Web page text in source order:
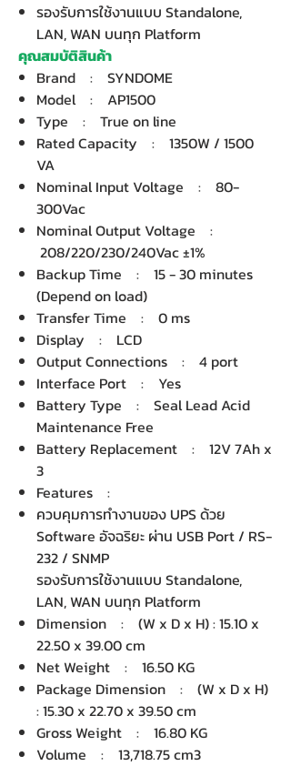
รองรับการใช้งานแบบ Standalone,
LAN, WAN บนทุก Platform
คุณสมบัติสินค้า
Brand : SYNDOME
Model : AP1500
Type : True on line
Rated Capacity : 1350W / 1500
VA
Nominal Input Voltage : 80-
300Vac
Nominal Output Voltage :
208/220/230/240Vac ±1%
Backup Time : 15 - 30 minutes
(Depend on load)
Transfer Time : 0 ms
Display : LCD
Output Connections : 4 port
Interface Port : Yes
Battery Type : Seal Lead Acid
Maintenance Free
Battery Replacement : 12V 7Ah x
3
Features :
ควบคุมการทำงานของ UPS ด้วย
Software อัจฉริยะ ผ่าน USB Port / RS-
232 / SNMP
รองรับการใช้งานแบบ Standalone,
LAN, WAN บนทุก Platform
Dimension : (W x D x H) : 15.10 x
22.50 x 39.00 cm
Net Weight : 16.50 KG
Package Dimension : (W x D x H)
: 15.30 x 22.70 x 39.50 cm
Gross Weight : 16.80 KG
Volume : 13,718.75 cm3